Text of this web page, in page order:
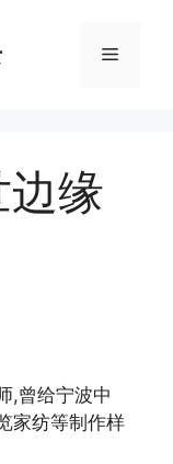
菜
缘
,曾给宁波中
家纺等制作样